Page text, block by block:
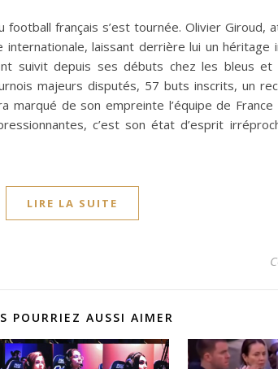
français s’est tournée. Olivier Giroud,
laissant derrière lui un héritage
suivit depuis ses débuts chez les bleus et
majeurs disputés, 57 buts inscrits, un
marqué de son empreinte l’équipe de France
c’est son état d’esprit
LIRE LA SUITE
POURRIEZ AUSSI AIMER